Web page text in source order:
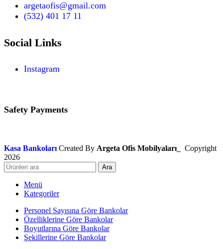
argetaofis@gmail.com
(532) 401 17 11
Social Links
Instagram
Safety Payments
Kasa Bankoları Created By Argeta Ofis Mobilyaları
Copyright
2026
Ara
Menü
Kategoriler
Personel Sayısına Göre Bankolar
Özelliklerine Göre Bankolar
Boyutlarına Göre Bankolar
Şekillerine Göre Bankolar